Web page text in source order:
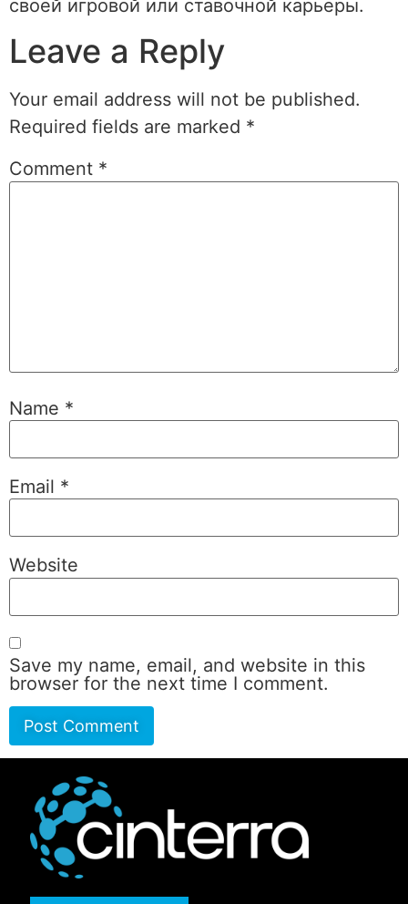
своей игровой или ставочной карьеры.
Leave a Reply
Your email address will not be published.
Required fields are marked *
Comment *
Name *
Email *
Website
Save my name, email, and website in this
browser for the next time I comment.